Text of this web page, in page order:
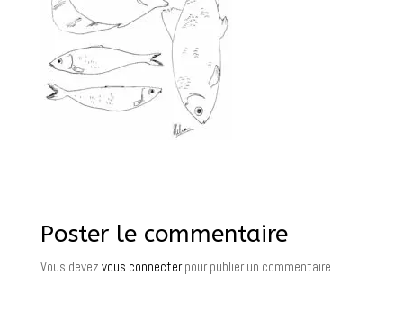
Poster le commentaire
Vous devez vous connecterpour publier un commentaire.